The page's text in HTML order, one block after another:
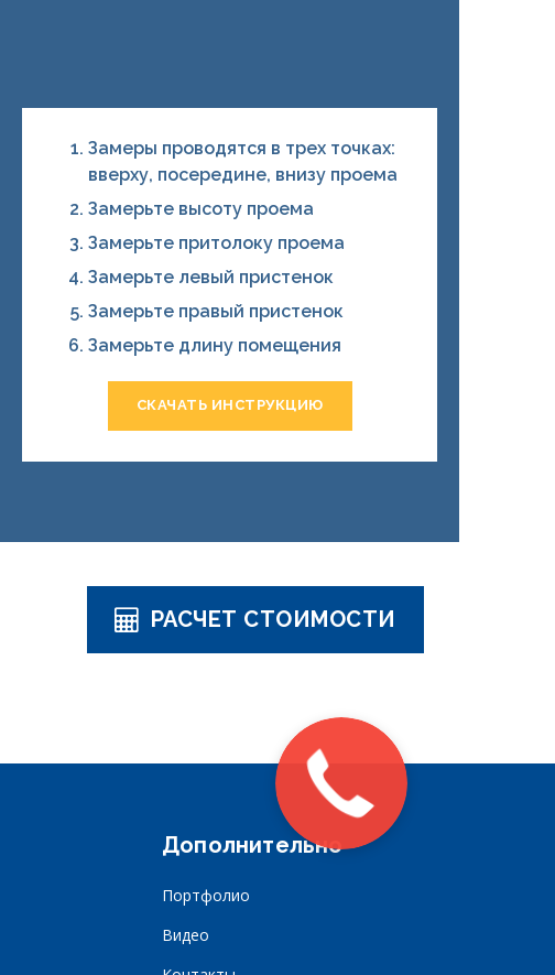
Замеры проводятся в трех точках:
вверху, посередине, внизу проема
Замерьте высоту проема
Замерьте притолоку проема
Замерьте левый пристенок
Замерьте правый пристенок
Замерьте длину помещения
СКАЧАТЬ ИНСТРУКЦИЮ
РАСЧЕТ СТОИМОСТИ
Дополнительно
Портфолио
Видео